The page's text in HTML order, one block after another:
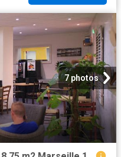
7 photos